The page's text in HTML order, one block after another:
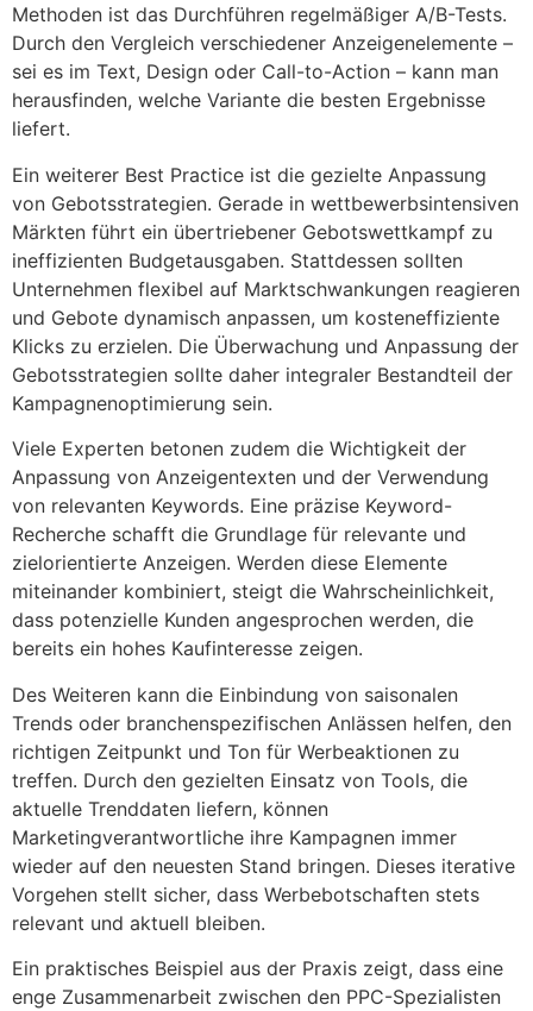
Methoden ist das Durchführen regelmäßiger A/B-Tests.
Durch den Vergleich verschiedener Anzeigenelemente –
sei es im Text, Design oder Call-to-Action – kann man
herausfinden, welche Variante die besten Ergebnisse
liefert.
Ein weiterer Best Practice ist die gezielte Anpassung
von Gebotsstrategien. Gerade in wettbewerbsintensiven
Märkten führt ein übertriebener Gebotswettkampf zu
ineffizienten Budgetausgaben. Stattdessen sollten
Unternehmen flexibel auf Marktschwankungen reagieren
und Gebote dynamisch anpassen, um kosteneffiziente
Klicks zu erzielen. Die Überwachung und Anpassung der
Gebotsstrategien sollte daher integraler Bestandteil der
Kampagnenoptimierung sein.
Viele Experten betonen zudem die Wichtigkeit der
Anpassung von Anzeigentexten und der Verwendung
von relevanten Keywords. Eine präzise Keyword-
Recherche schafft die Grundlage für relevante und
zielorientierte Anzeigen. Werden diese Elemente
miteinander kombiniert, steigt die Wahrscheinlichkeit,
dass potenzielle Kunden angesprochen werden, die
bereits ein hohes Kaufinteresse zeigen.
Des Weiteren kann die Einbindung von saisonalen
Trends oder branchenspezifischen Anlässen helfen, den
richtigen Zeitpunkt und Ton für Werbeaktionen zu
treffen. Durch den gezielten Einsatz von Tools, die
aktuelle Trenddaten liefern, können
Marketingverantwortliche ihre Kampagnen immer
wieder auf den neuesten Stand bringen. Dieses iterative
Vorgehen stellt sicher, dass Werbebotschaften stets
relevant und aktuell bleiben.
Ein praktisches Beispiel aus der Praxis zeigt, dass eine
enge Zusammenarbeit zwischen den PPC-Spezialisten